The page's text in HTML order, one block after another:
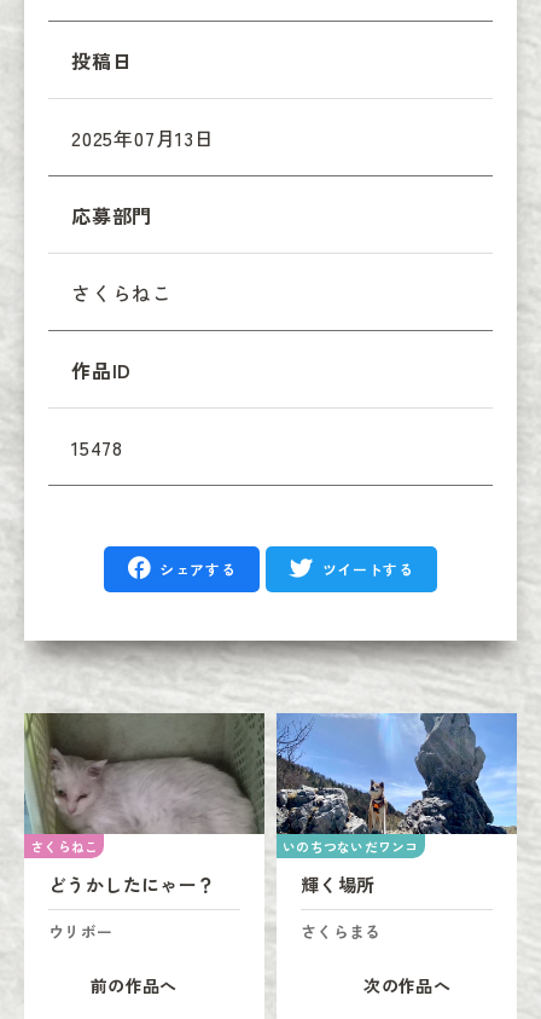
投稿日
2025年07月13日
応募部門
さくらねこ
作品ID
15478
シェアする ツイートする
さくらねこ
どうかしたにゃー？
ウリボー
前の作品へ
いのちつないだワンコ
輝く場所
さくらまる
次の作品へ